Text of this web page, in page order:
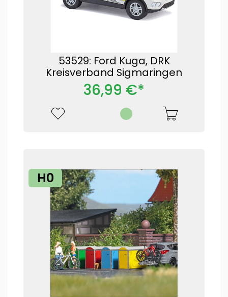
53529: Ford Kuga, DRK
Kreisverband Sigmaringen
36,99 €*
H0